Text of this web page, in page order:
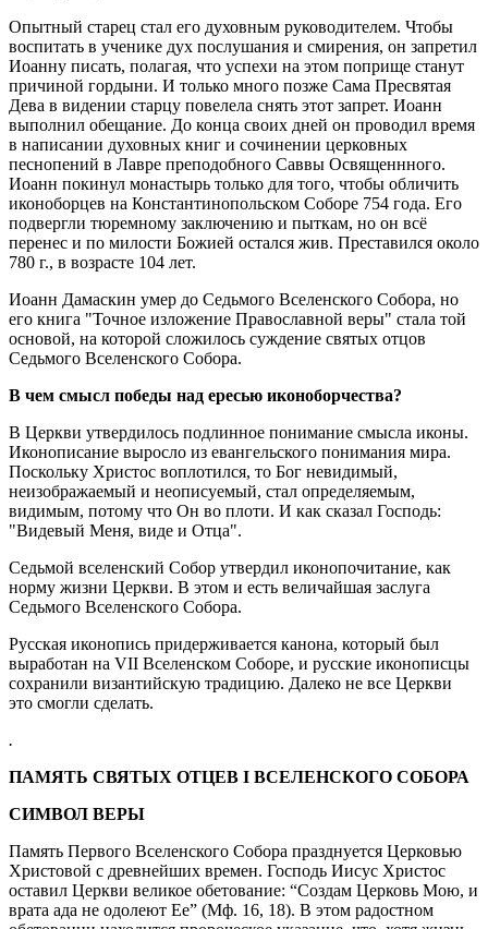
Опытный старец стал его духовным руководителем. Чтобы
воспитать в ученике дух послушания и смирения, он запретил
Иоанну писать, полагая, что успехи на этом поприще станут
причиной гордыни. И только много позже Сама Пресвятая
Дева в видении старцу повелела снять этот запрет. Иоанн
выполнил обещание. До конца своих дней он проводил время
в написании духовных книг и сочинении церковных
песнопений в Лавре преподобного Саввы Освященнного.
Иоанн покинул монастырь только для того, чтобы обличить
иконоборцев на Константинопольском Соборе 754 года. Его
подвергли тюремному заключению и пыткам, но он всё
перенес и по милости Божией остался жив. Преставился около
780 г., в возрасте 104 лет.
Иоанн Дамаскин умер до Седьмого Вселенского Собора, но
его книга "Точное изложение Православной веры" стала той
основой, на которой сложилось суждение святых отцов
Седьмого Вселенского Собора.
В чем смысл победы над ересью иконоборчества?
В Церкви утвердилось подлинное понимание смысла иконы.
Иконописание выросло из евангельского понимания мира.
Поскольку Христос воплотился, то Бог невидимый,
неизображаемый и неописуемый, стал определяемым,
видимым, потому что Он во плоти. И как сказал Господь:
"Видевый Меня, виде и Отца".
Седьмой вселенский Собор утвердил иконопочитание, как
норму жизни Церкви. В этом и есть величайшая заслуга
Седьмого Вселенского Собора.
Русская иконопись придерживается канона, который был
выработан на VII Вселенском Соборе, и русские иконописцы
сохранили византийскую традицию. Далеко не все Церкви
это смогли сделать.
.
ПАМЯТЬ СВЯТЫХ ОТЦЕВ I ВСЕЛЕНСКОГО СОБОРА
СИМВОЛ ВЕРЫ
Память Первого Вселенского Собора празднуется Церковью
Христовой с древнейших времен. Господь Иисус Христос
оставил Церкви великое обетование: “Создам Церковь Мою, и
врата ада не одолеют Ее” (Мф. 16, 18). В этом радостном